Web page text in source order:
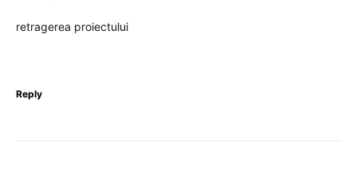
retragerea proiectului
Reply